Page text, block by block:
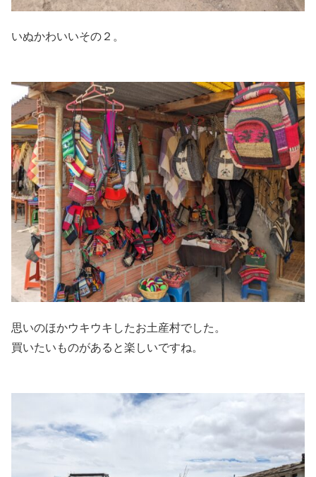
いぬかわいいその２。
思いのほかウキウキしたお土産村でした。
買いたいものがあると楽しいですね。